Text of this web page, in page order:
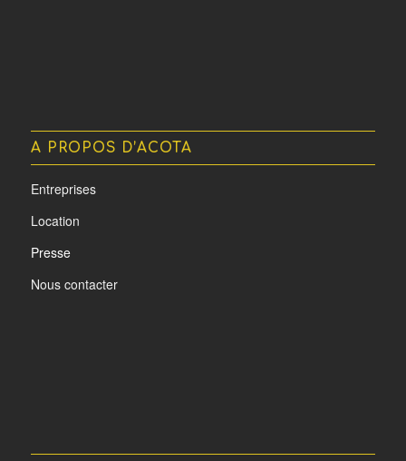
A PROPOS D’ACOTA
Entreprises
Location
Presse
Nous contacter